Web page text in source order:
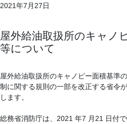
2021年7月27日
屋外給油取扱所のキャノ
等について
屋外給油取扱所のキャノピー面積基準
制に関する規則の一部を改正する省令
します。
総務省消防庁は、2021 年7 月21 日付